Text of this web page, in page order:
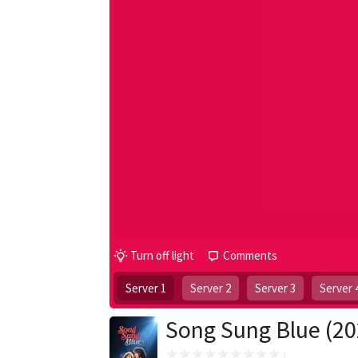
Turn off light Comments
Server 1 Server 2 Server 3 Server
Song Sung Blue